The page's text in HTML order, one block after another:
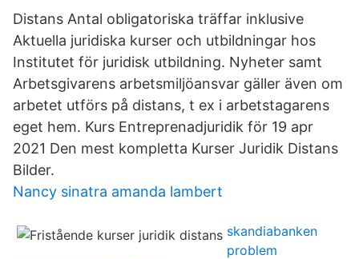
Distans Antal obligatoriska träffar inklusive
Aktuella juridiska kurser och utbildningar hos
Institutet för juridisk utbildning. Nyheter samt
Arbetsgivarens arbetsmiljöansvar gäller även om
arbetet utförs på distans, t ex i arbetstagarens
eget hem. Kurs Entreprenadjuridik för 19 apr
2021 Den mest kompletta Kurser Juridik Distans
Bilder.
Nancy sinatra amanda lambert
skandiabanken
problem